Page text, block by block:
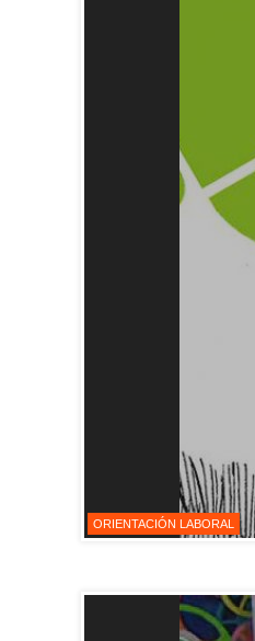
ORIENTACIÓN LABORAL